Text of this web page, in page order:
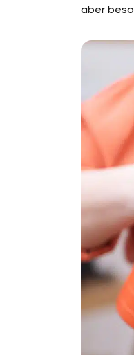
aber